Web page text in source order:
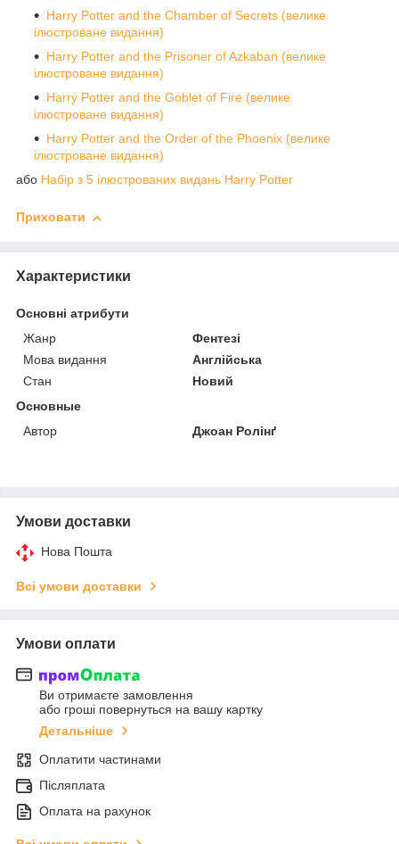
Harry Potter and the Chamber of Secrets (велике
ілюстроване видання)
Harry Potter and the Prisoner of Azkaban (велике
ілюстроване видання)
Harry Potter and the Goblet of Fire (велике
ілюстроване видання)
Harry Potter and the Order of the Phoenix (велике
ілюстроване видання)
або Набір з 5 ілюстрованих видань Harry Potter
Приховати
Характеристики
Основні атрибути
Жанр
Фентезі
Мова видання
Англійська
Стан
Новий
Основные
Автор
Джоан Ролінґ
Умови доставки
Нова Пошта
Всі умови доставки
Умови оплати
Ви отримаєте замовлення
або гроші повернуться на вашу картку
Детальніше
Оплатити частинами
Післяплата
Оплата на рахунок